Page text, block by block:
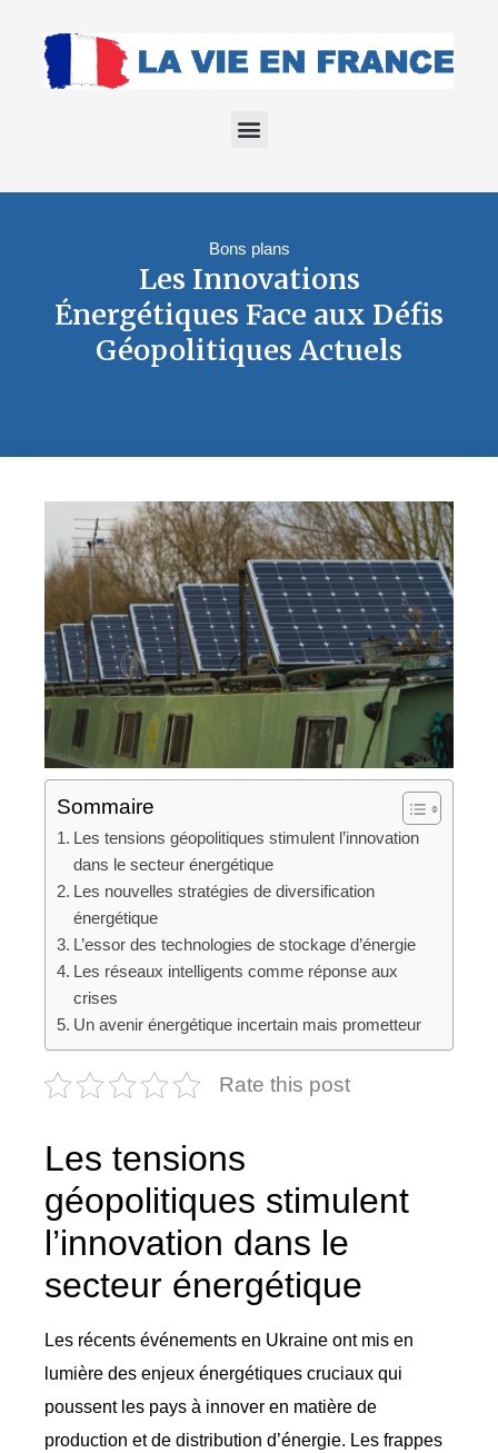
Bons plans
Les Innovations
Énergétiques Face aux Défis
Géopolitiques Actuels
Sommaire
Les tensions géopolitiques stimulent l’innovation
dans le secteur énergétique
Les nouvelles stratégies de diversification
énergétique
L’essor des technologies de stockage d’énergie
Les réseaux intelligents comme réponse aux
crises
Un avenir énergétique incertain mais prometteur
Rate this post
Les tensions
géopolitiques stimulent
l’innovation dans le
secteur énergétique
Les récents événements en Ukraine ont mis en
lumière des enjeux énergétiques cruciaux qui
poussent les pays à innover en matière de
production et de distribution d’énergie. Les frappes